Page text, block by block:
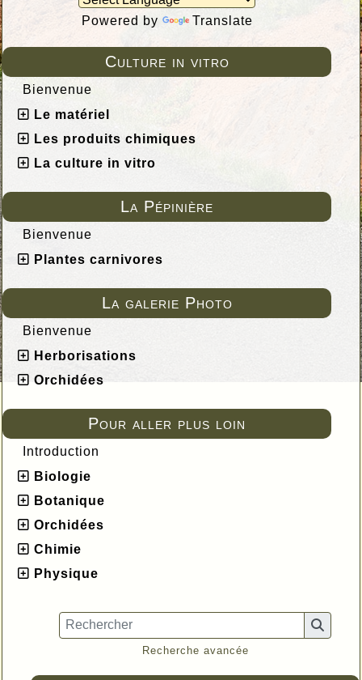
Powered by Translate
Culture in vitro
Bienvenue
Le matériel
Les produits chimiques
La culture in vitro
La Pépinière
Bienvenue
Plantes carnivores
La galerie Photo
Bienvenue
Herborisations
Orchidées
Pour aller plus loin
Introduction
Biologie
Botanique
Orchidées
Chimie
Physique
Recherche avancée